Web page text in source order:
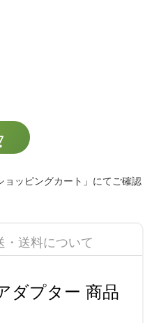
ョッピングカート」にてご確認
・送料について
ダプター 商品